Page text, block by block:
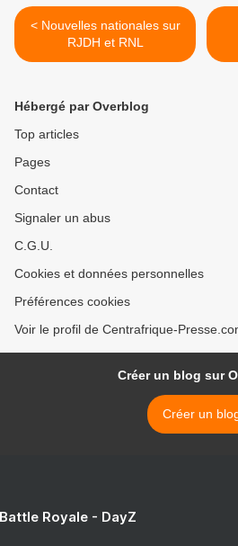
< Nouvelles nationales sur
RJDH et RNL
Hébergé par Overblog
Top articles
Pages
Contact
Signaler un abus
C.G.U.
Cookies et données personnelles
Préférences cookies
Voir le profil de Centrafrique-
Créer un blog sur
Créer un
Royale - DayZ